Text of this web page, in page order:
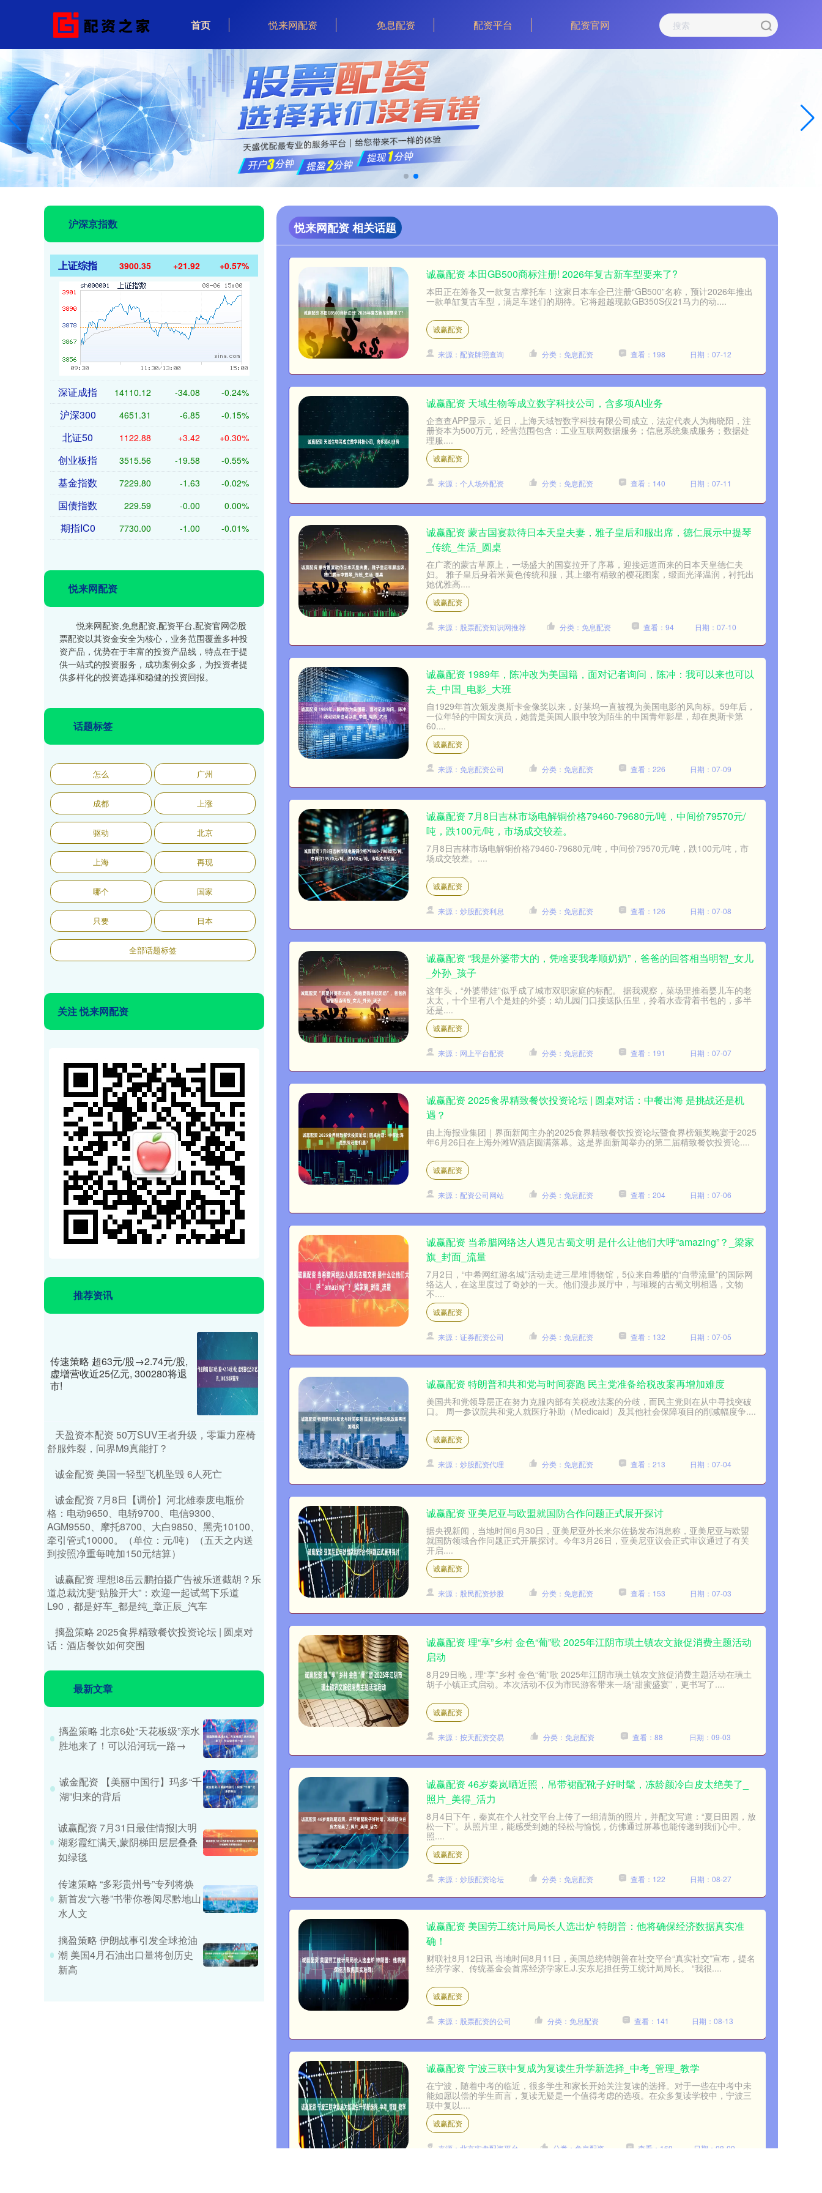
首页 悦来网配资 免息配资 配资平台 配资官网
悦来网配资 相关话题
诚赢配资 本田GB500商标注册! 2026年复古新车型要来了?
本田正在筹备又一款复古摩托车！这家日本车企已注册“GB500”名称，预计2026年推出
一款单缸复古车型，满足车迷们的期待。它将超越现款GB350S仅21马力的动....
诚赢配资
来源：配资牌照查询 分类：免息配资 查看：198 日期：07-12
诚赢配资 天域生物等成立数字科技公司，含多项AI业务
企查查APP显示，近日，上海天域智数字科技有限公司成立，法定代表人为梅晓阳，注
册资本为500万元，经营范围包含：工业互联网数据服务；信息系统集成服务；数据处
理服....
诚赢配资
来源：个人场外配资 分类：免息配资 查看：140 日期：07-11
诚赢配资 蒙古国宴款待日本天皇夫妻，雅子皇后和服出席，德仁展示中提琴
_传统_生活_圆桌
在广袤的蒙古草原上，一场盛大的国宴拉开了序幕，迎接远道而来的日本天皇德仁夫
妇。 雅子皇后身着米黄色传统和服，其上缀有精致的樱花图案，缎面光泽温润，衬托出
她优雅高....
诚赢配资
来源：股票配资知识网推荐 分类：免息配资 查看：94 日期：07-10
诚赢配资 1989年，陈冲改为美国籍，面对记者询问，陈冲：我可以来也可以
去_中国_电影_大班
自1929年首次颁发奥斯卡金像奖以来，好莱坞一直被视为美国电影的风向标。59年后，
一位年轻的中国女演员，她曾是美国人眼中较为陌生的中国青年影星，却在奥斯卡第
60....
诚赢配资
来源：免息配资公司 分类：免息配资 查看：226 日期：07-09
诚赢配资 7月8日吉林市场电解铜价格79460-79680元/吨，中间价79570元/
吨，跌100元/吨，市场成交较差。
7月8日吉林市场电解铜价格79460-79680元/吨，中间价79570元/吨，跌100元/吨，市
场成交较差。....
诚赢配资
来源：炒股配资利息 分类：免息配资 查看：126 日期：07-08
诚赢配资 “我是外婆带大的，凭啥要我孝顺奶奶”，爸爸的回答相当明智_女儿
_外孙_孩子
这年头，“外婆带娃”似乎成了城市双职家庭的标配。 据我观察，菜场里推着婴儿车的老
太太，十个里有八个是娃的外婆；幼儿园门口接送队伍里，拎着水壶背着书包的，多半
还是....
诚赢配资
来源：网上平台配资 分类：免息配资 查看：191 日期：07-07
诚赢配资 2025食界精致餐饮投资论坛 | 圆桌对话：中餐出海 是挑战还是机
遇？
由上海报业集团｜界面新闻主办的2025食界精致餐饮投资论坛暨食界榜颁奖晚宴于2025
年6月26日在上海外滩W酒店圆满落幕。这是界面新闻举办的第二届精致餐饮投资论....
诚赢配资
来源：配资公司网站 分类：免息配资 查看：204 日期：07-06
诚赢配资 当希腊网络达人遇见古蜀文明 是什么让他们大呼“amazing”？_梁家
旗_封面_流量
7月2日，“中希网红游名城”活动走进三星堆博物馆，5位来自希腊的“自带流量”的国际网
络达人，在这里度过了奇妙的一天。他们漫步展厅中，与璀璨的古蜀文明相遇，文物
不....
诚赢配资
来源：证券配资公司 分类：免息配资 查看：132 日期：07-05
诚赢配资 特朗普和共和党与时间赛跑 民主党准备给税改案再增加难度
美国共和党领导层正在努力克服内部有关税改法案的分歧，而民主党则在从中寻找突破
口。 周一参议院共和党人就医疗补助（Medicaid）及其他社会保障项目的削减幅度争....
诚赢配资
来源：炒股配资代理 分类：免息配资 查看：213 日期：07-04
诚赢配资 亚美尼亚与欧盟就国防合作问题正式展开探讨
据央视新闻，当地时间6月30日，亚美尼亚外长米尔佐扬发布消息称，亚美尼亚与欧盟
就国防领域合作问题正式开展探讨。今年3月26日，亚美尼亚议会正式审议通过了有关
开启....
诚赢配资
来源：股民配资炒股 分类：免息配资 查看：153 日期：07-03
诚赢配资 理“享”乡村 金色“葡”歌 2025年江阴市璜土镇农文旅促消费主题活动
启动
8月29日晚，理“享”乡村 金色“葡”歌 2025年江阴市璜土镇农文旅促消费主题活动在璜土
胡子小镇正式启动。本次活动不仅为市民游客带来一场“甜蜜盛宴”，更书写了....
诚赢配资
来源：按天配资交易 分类：免息配资 查看：88 日期：09-03
诚赢配资 46岁秦岚晒近照，吊带裙配靴子好时髦，冻龄颜冷白皮太绝美了_
照片_美得_活力
8月4日下午，秦岚在个人社交平台上传了一组清新的照片，并配文写道：“夏日田园，放
松一下”。从照片里，能感受到她的轻松与愉悦，仿佛通过屏幕也能传递到我们心中。
照....
诚赢配资
来源：炒股配资论坛 分类：免息配资 查看：122 日期：08-27
诚赢配资 美国劳工统计局局长人选出炉 特朗普：他将确保经济数据真实准
确！
财联社8月12日讯 当地时间8月11日，美国总统特朗普在社交平台“真实社交”宣布，提名
经济学家、传统基金会首席经济学家E.J.安东尼担任劳工统计局局长。 “我很....
诚赢配资
来源：股票配资的公司 分类：免息配资 查看：141 日期：08-13
诚赢配资 宁波三联中复成为复读生升学新选择_中考_管理_教学
在宁波，随着中考的临近，很多学生和家长开始关注复读的选择。对于一些在中考中未
能如愿以偿的学生而言，复读无疑是一个值得考虑的选项。在众多复读学校中，宁波三
联中复以....
诚赢配资
来源：北京实盘配资平台 分类：免息配资 查看：169 日期：08-09
沪深京指数
上证综指 3900.35 +21.92 +0.57%
深证成指 14110.12 -34.08 -0.24%
沪深300 4651.31 -6.85 -0.15%
北证50 1122.88 +3.42 +0.30%
创业板指 3515.56 -19.58 -0.55%
基金指数 7229.80 -1.63 -0.02%
国债指数 229.59 -0.00 0.00%
期指IC0 7730.00 -1.00 -0.01%
悦来网配资
悦来网配资,免息配资,配资平台,配资官网②股
票配资以其资金安全为核心，业务范围覆盖多种投
资产品，优势在于丰富的投资产品线，特点在于提
供一站式的投资服务，成功案例众多，为投资者提
供多样化的投资选择和稳健的投资回报。
话题标签
怎么 广州
成都 上涨
驱动 北京
上海 再现
哪个 国家
只要 日本
全部话题标签
关注 悦来网配资
推荐资讯
传速策略 超63元/股→2.74元/股,
虚增营收近25亿元, 300280将退
市!
天盈资本配资 50万SUV王者升级，零重力座椅
舒服炸裂，问界M9真能打？
诚金配资 美国一轻型飞机坠毁 6人死亡
诚金配资 7月8日【调价】河北雄泰废电瓶价
格：电动9650、电轿9700、电信9300、
AGM9550、摩托8700、大白9850、黑壳10100、
牵引管式10000。（单位：元/吨）（五天之内送
到按照净重每吨加150元结算）
诚赢配资 理想i8岳云鹏拍摄广告被乐道截胡？乐
道总裁沈斐“贴脸开大”：欢迎一起试驾下乐道
L90，都是好车_都是纯_章正辰_汽车
摛盈策略 2025食界精致餐饮投资论坛 | 圆桌对
话：酒店餐饮如何突围
最新文章
摛盈策略 北京6处“天花板级”亲水
胜地来了！可以沿河玩一路→
诚金配资 【美丽中国行】玛多“千
湖”归来的背后
诚赢配资 7月31日最佳情报|大明
湖彩霞红满天,蒙阴梯田层层叠叠
如绿毯
传速策略 “多彩贵州号”专列将焕
新首发“六卷”书带你卷阅尽黔地山
水人文
摛盈策略 伊朗战事引发全球抢油
潮 美国4月石油出口量将创历史
新高